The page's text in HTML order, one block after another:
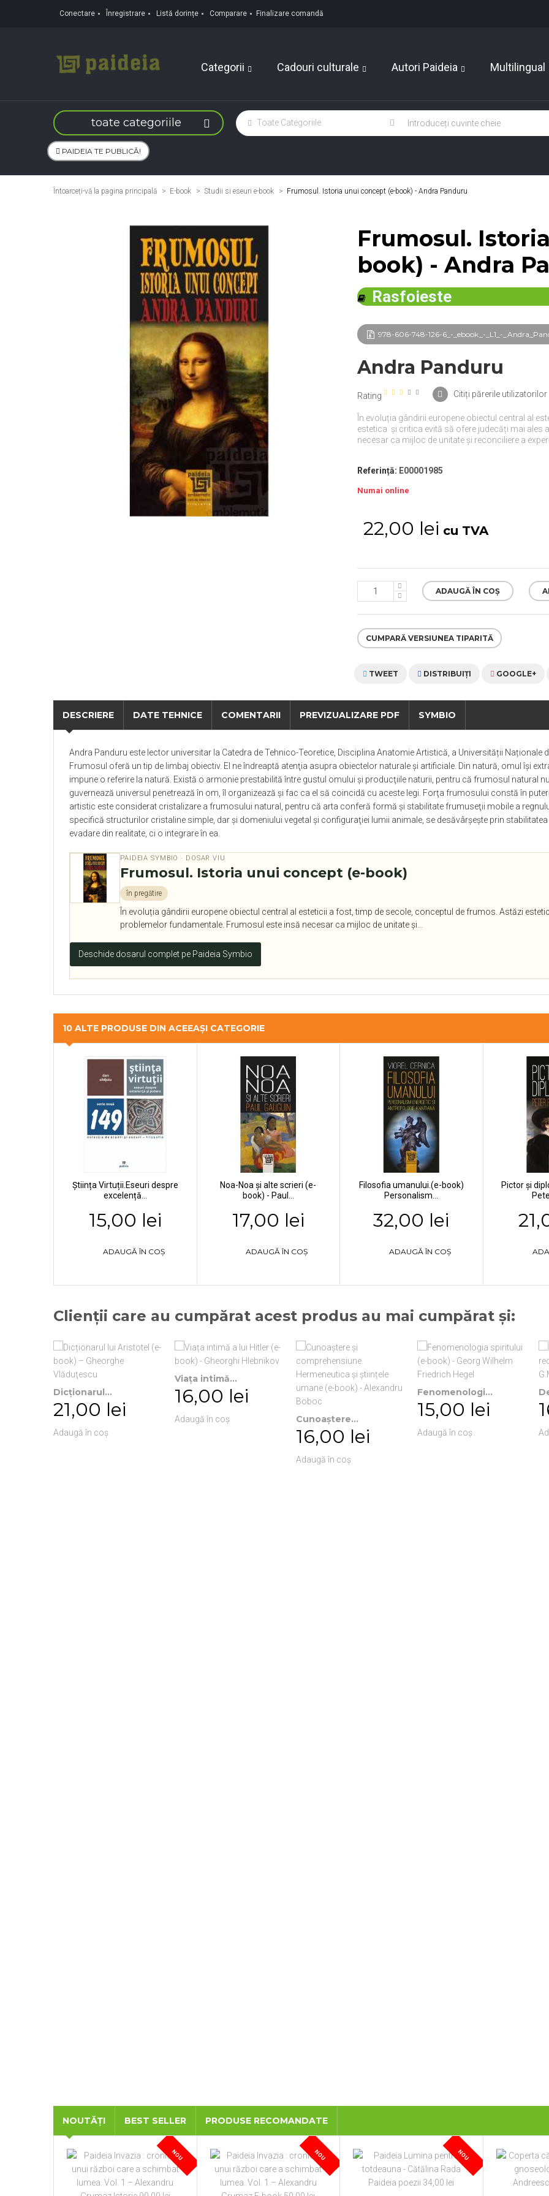
Conectare Înregistrare Listă dorințe Comparare Finalizare comandă
Categorii Cadouri culturale Autori Paideia Multilingual
toate categoriile
PAIDEIA TE PUBLICĂ!
Întoarceți-vă la pagina principală E-book > Studii si eseuri e-book > Frumosul. Istoria unui concept (e-book) - Andra Panduru
Mărește
Frumosul.
book) - Andra
Rasfoieste
978-606-748-126-6_-_ebook_-_L1_-
Andra Panduru
Rating Citiți părerile utilizatorilor
În evoluția gândirii europene obiectul central al
estetica și critica evită să ofere judecăți mai
necesar ca mijloc de unitate și reconciliere a
Referință: E00001985
Numai online
22,00 lei cu TVA
ADAUGĂ ÎN COȘ
CUMPARĂ VERSIUNEA TIPARITĂ
TWEET DISTRIBUIŢI GOOGLE+
DESCRIERE DATE TEHNICE COMENTARII PREVIZUALIZARE PDF SYMBIO
Andra Panduru este lector universitar la Catedra de Tehnico-Teoretice, Disciplina Anatomie Artistică, a Universității Naționale
Frumosul oferă un tip de limbaj obiectiv. El ne îndreaptă atenţia asupra obiectelor naturale şi artificiale. Din natură, omul îşi
impune o referire la natură. Există o armonie prestabilită între gustul omului şi producţiile naturii, pentru că frumosul natural
guvernează universul penetrează în om, îl organizează şi fac ca el să coincidă cu aceste legi. Forţa frumosului constă în
artistic este considerat cristalizare a frumosului natural, pentru că arta conferă formă şi stabilitate frumuseţii mobile a
specifică structurilor cristaline simple, dar şi domeniului vegetal şi configuraţiei lumii animale, se desăvârşeşte prin
evadare din realitate, ci o integrare în ea.
PAIDEIA SYMBIO · DOSAR VIU
Frumosul. Istoria unui concept (e-book)
în pregătire
În evoluția gândirii europene obiectul central al esteticii a fost, timp de secole, conceptul de frumos. Astăzi
problemelor fundamentale. Frumosul este insă necesar ca mijloc de unitate și…
Deschide dosarul complet pe Paideia Symbio
10 ALTE PRODUSE DIN ACEEAȘI CATEGORIE
Știința Virtuții.Eseuri despre
excelență...
15,00 lei
ADAUGĂ ÎN COȘ
Noa-Noa şi alte scrieri (e-
book) - Paul...
17,00 lei
ADAUGĂ ÎN COȘ
Filosofia umanului.(e-book)
Personalism...
32,00 lei
ADAUGĂ ÎN COȘ
Pictor și
Clienții care au cumpărat acest produs au mai cumpărat și:
Dicționarul...
21,00 lei
Adaugă în coș
Viața intimă...
16,00 lei
Adaugă în coș Cunoaștere...
16,00 lei
Adaugă în coș
Fenomenologi...
15,00 lei
Adaugă în coș
NOUTĂȚI BEST SELLER PRODUSE RECOMANDATE
NOU NOU NOU